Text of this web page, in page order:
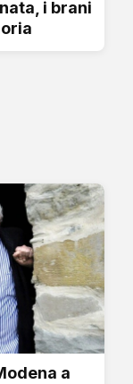
i brani
a